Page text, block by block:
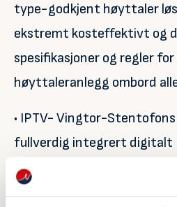
type-godkjent høyttaler
ekstremt kosteffektivt og
spesifikasjoner og regler
høyttaleranlegg ombord
• IPTV- Vingtor-
fullverdig integrert digitalt
underholdningssystem for
Systemet tilbyr et vidt